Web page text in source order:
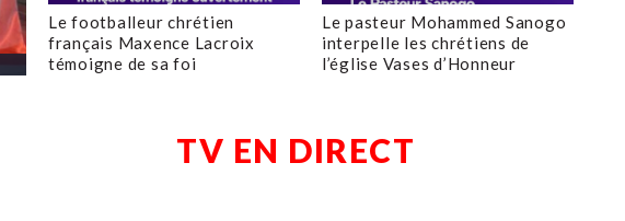
Le footballeur chrétien
français Maxence Lacroix
témoigne de sa foi
Le pasteur Mohammed Sanogo
interpelle les chrétiens de
l’église Vases d’Honneur
TV EN DIRECT